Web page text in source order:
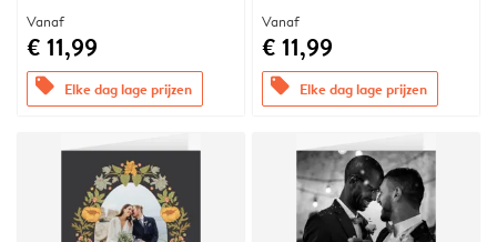
Vanaf
€ 11,99
offers Elke dag lage prijzen
Vanaf
€ 11,99
offers Elke dag lage prijzen